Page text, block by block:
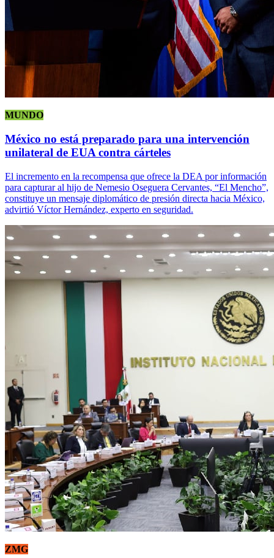
MUNDO
México no está preparado para una intervención
unilateral de EUA contra cárteles
El incremento en la recompensa que ofrece la DEA por información
para capturar al hijo de Nemesio Oseguera Cervantes, “El Mencho”,
constituye un mensaje diplomático de presión directa hacia México,
advirtió Víctor Hernández, experto en seguridad.
ZMG